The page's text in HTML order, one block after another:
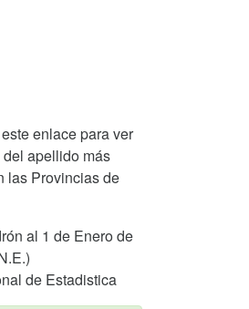
enlace para ver
apellido más
las Provincias de
al 1 de Enero de
de Estadistica